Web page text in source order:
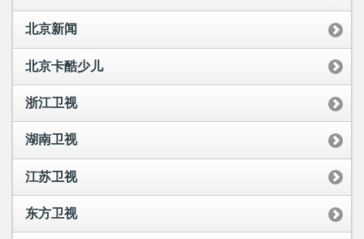
北京新闻
北京卡酷少儿
浙江卫视
湖南卫视
江苏卫视
东方卫视